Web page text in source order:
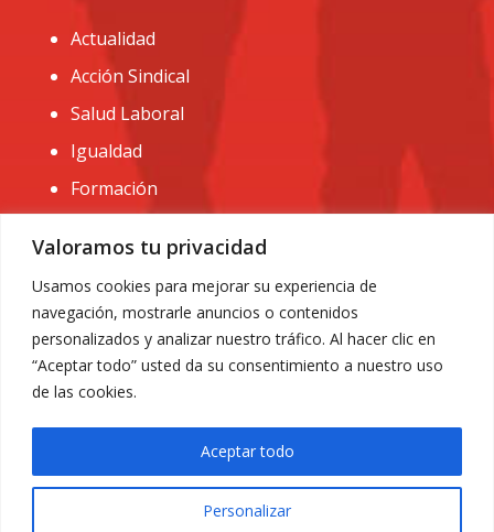
Valoramos tu privacidad
Usamos cookies para mejorar su experiencia de
navegación, mostrarle anuncios o contenidos
personalizados y analizar nuestro tráfico. Al hacer clic en
“Aceptar todo” usted da su consentimiento a nuestro uso
de las cookies.
Personalizar
Aceptar todo
Actualidad
Acción Sindical
Salud Laboral
Igualdad
Formación
CONTACTO:
administracion@usomurcia.org
968 25 01 20
C/ Huerto de las bombas nº6. 30009 Murcia
Privacidad|